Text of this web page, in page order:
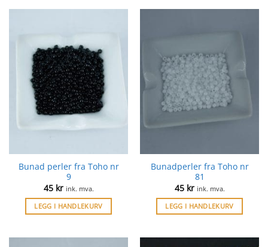
Bunad perler fra Toho nr
9
45 kr ink. mva.
LEGG I HANDLEKURV
Bunadperler fra Toho nr
81
45 kr ink. mva.
LEGG I HANDLEKURV